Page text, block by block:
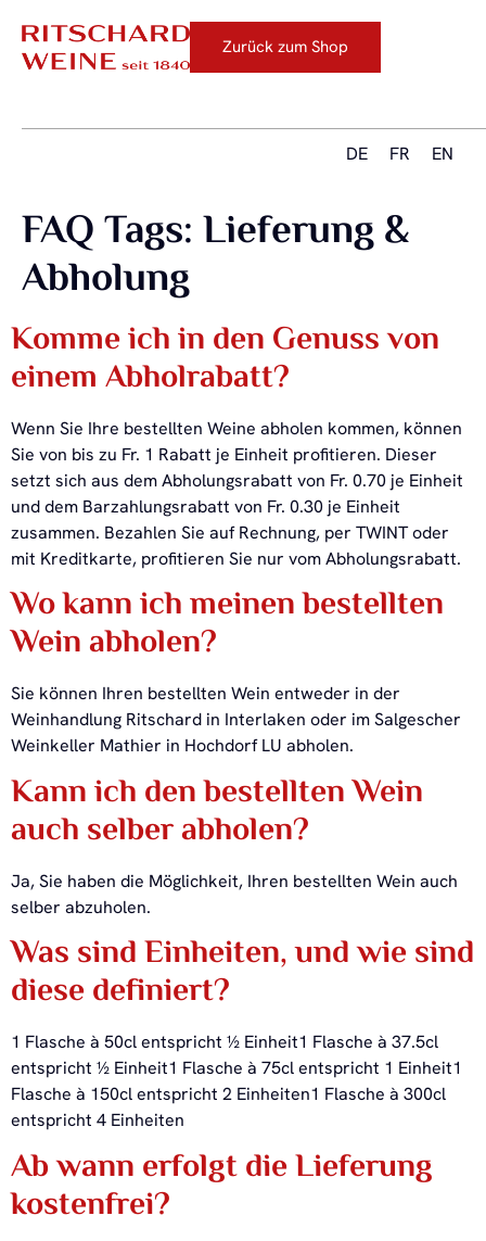
Zurück zum Shop
DE FR EN
FAQ Tags:Lieferung &
Abholung
Komme ich in den Genuss von
einem Abholrabatt?
Wenn Sie Ihre bestellten Weine abholen kommen, können
Sie von bis zu Fr. 1 Rabatt je Einheit profitieren. Dieser
setzt sich aus dem Abholungsrabatt von Fr. 0.70 je Einheit
und dem Barzahlungsrabatt von Fr. 0.30 je Einheit
zusammen. Bezahlen Sie auf Rechnung, per TWINT oder
mit Kreditkarte, profitieren Sie nur vom Abholungsrabatt.
Wo kann ich meinen bestellten
Wein abholen?
Sie können Ihren bestellten Wein entweder in der
Weinhandlung Ritschard in Interlaken oder im Salgescher
Weinkeller Mathier in Hochdorf LU abholen.
Kann ich den bestellten Wein
auch selber abholen?
Ja, Sie haben die Möglichkeit, Ihren bestellten Wein auch
selber abzuholen.
Was sind Einheiten, und wie sind
diese definiert?
1 Flasche à 50cl entspricht ½ Einheit1 Flasche à 37.5cl
entspricht ½ Einheit1 Flasche à 75cl entspricht 1 Einheit1
Flasche à 150cl entspricht 2 Einheiten1 Flasche à 300cl
entspricht 4 Einheiten
Ab wann erfolgt die Lieferung
kostenfrei?